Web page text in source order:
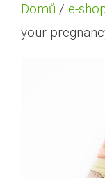
Domů / e-
your